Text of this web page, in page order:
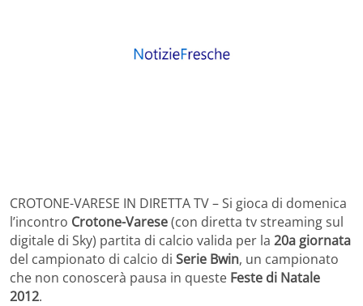
CROTONE-VARESE IN DIRETTA TV – Si gioca di domenica
l’incontro Crotone-Varese(con diretta tv streaming sul
digitale di Sky) partita di calcio valida per la 20a giornata
del campionato di calcio di Serie Bwin, un campionato
che non conoscerà pausa in queste Feste di Natale
2012.